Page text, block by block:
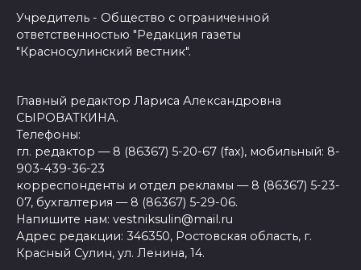
Учредитель - Общество с ограниченной
ответственностью "Редакция газеты
"Красносулинский вестник".
Главный редактор Лариса Александровна
СЫРОВАТКИНА.
Телефоны:
гл. редактор — 8 (86367) 5-20-67 (fax), мобильный: 8-
903-439-36-23
корреспонденты и отдел рекламы — 8 (86367) 5-23-
07, бухгалтерия — 8 (86367) 5-29-06.
Напишите нам: vestniksulin@mail.ru
Адрес редакции: 346350, Ростовская область, г.
Красный Сулин, ул. Ленина, 14.